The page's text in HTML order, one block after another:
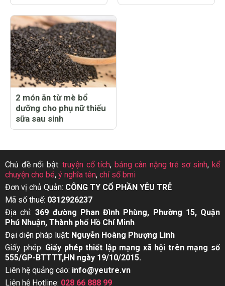
2 món ăn từ mè bổ
dưỡng cho phụ nữ thiếu
sữa sau sinh
Chủ đề nổi bật:truyện cổ tích, bảng cân nặng trẻ sơ sinh,kể
chuyện cho bé, ý nghĩa tên, chỉ số bmi
Đơn vị chủ Quản: CÔNG TY CỔ PHẦN YÊU TRẺ
Mã số thuế: 0312926237
Địa chỉ:369 đường Phan Đình Phùng, Phường 15, Quận
Phú Nhuận, Thành phố Hồ Chí Minh
Đại diện pháp luật: Nguyễn Hoàng Phượng Linh
Giấy phép: Giấy phép thiết lập mạng xã hội trên mạng số
555/GP-BTTTT,HN ngày 19/10/2015.
Liên hệ quảng cáo: info@yeutre.vn
Liên hệ Hotline: 028 66 888 99